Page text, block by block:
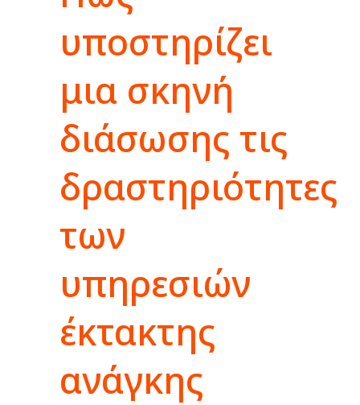
υποστηρίζει
μια σκηνή
διάσωσης τις
δραστηριότητες
των
υπηρεσιών
έκτακτης
ανάγκης